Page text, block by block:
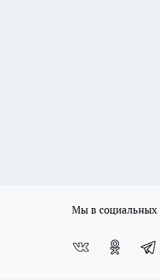
Мы в социальных